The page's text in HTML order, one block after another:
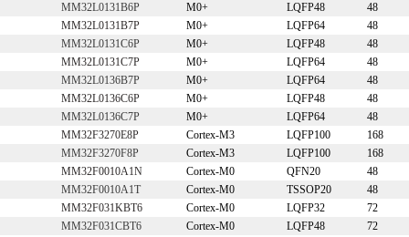
MM32L0131B6P
M0+ LQFP48
48
MM32L0131B7P
M0+ LQFP64
48
MM32L0131C6P
M0+ LQFP48
48
MM32L0131C7P
M0+ LQFP64
48
MM32L0136B7P
M0+ LQFP64
48
MM32L0136C6P
M0+ LQFP48
48
MM32L0136C7P
M0+ LQFP64
48
MM32F3270E8P
Cortex-M3 LQFP100
168
MM32F3270F8P
Cortex-M3 LQFP100
168
MM32F0010A1N
Cortex-M0 QFN20
48
MM32F0010A1T
Cortex-M0 TSSOP20
48
MM32F031KBT6
Cortex-M0 LQFP32
72
MM32F031CBT6
Cortex-M0 LQFP48
72